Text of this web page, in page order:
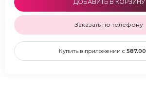
ДОБАВИТЬ В КОРЗИНУ
Заказать по телефону
Купить в приложении с 587.00